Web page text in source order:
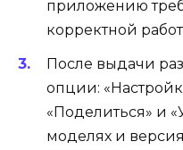
приложению
корректной
После выдачи
опции:
«Поделиться» и
моделях и